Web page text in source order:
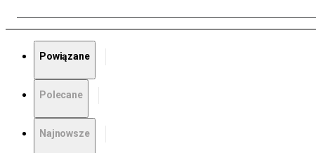
Powiązane
Polecane
Najnowsze